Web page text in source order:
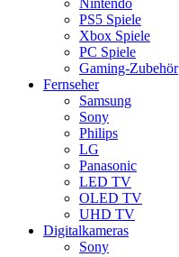
Nintendo
PS5 Spiele
Xbox Spiele
PC Spiele
Gaming-Zubehör
Fernseher
Samsung
Sony
Philips
LG
Panasonic
LED TV
OLED TV
UHD TV
Digitalkameras
Sony